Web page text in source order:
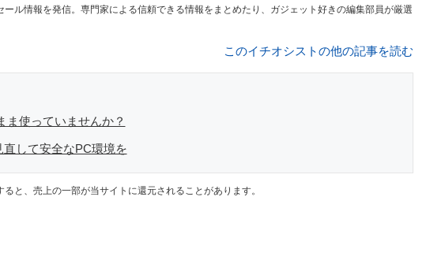
ール情報を発信。専門家による信頼できる情報をまとめたり、ガジェット好きの編集部員が厳選
このイチオシストの他の記事を読む
ま使っていませんか？
直して安全なPC環境を
と、売上の一部が当サイトに還元されることがあります。